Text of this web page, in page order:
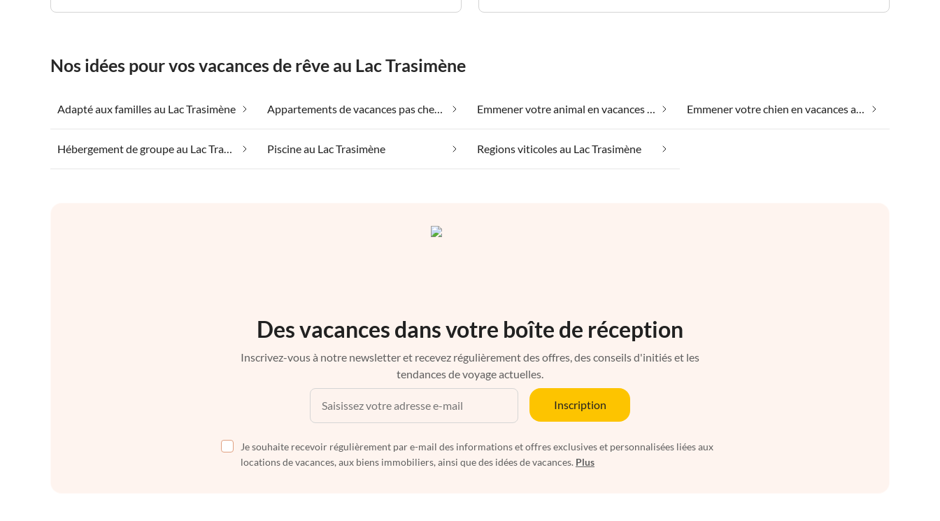
Nos idées pour vos vacances de rêve au Lac Trasimène
Adapté aux familles au Lac Trasimène Appartements de vacances pas chers au Lac Trasimène Emmener votre animal en vacances au Lac Trasimène Emmener votre chien en vacances au Lac Trasimène
Hébergement de groupe au Lac Trasimène Piscine au Lac Trasimène Regions viticoles au Lac Trasimène
Des vacances dans votre boîte de réception
Inscrivez-vous à notre newsletter et recevez régulièrement des offres, des conseils d'initiés et les
tendances de voyage actuelles.
Inscription
Je souhaite recevoir régulièrement par e-mail des informations et offres exclusives et personnalisées liées aux
locations de vacances, aux biens immobiliers, ainsi que des idées de vacances. Plus